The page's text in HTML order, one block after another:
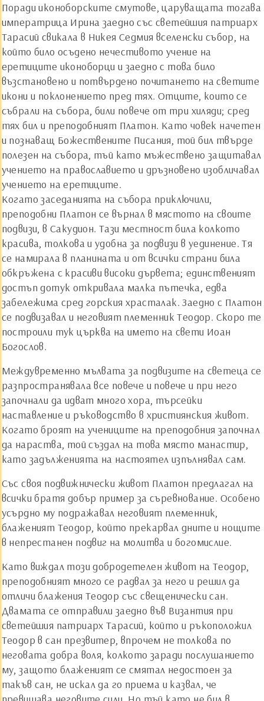
Поради иконоборските смутове, царуващата тогава
императрица Ирина заедно със светейшия патриарх
Тарасий свикала в Никея Седмия вселенски събор, на
който било осъдено нечестивото учение на
еретиците иконоборци и заедно с това било
възстановено и потвърдено почитането на светите
икони и поклонението пред тях. Отците, които се
събрали на събора, били повече от три хиляди; сред
тях бил и преподобният Платон. Като човек начетен
и познаващ Божествените Писания, той бил твърде
полезен на събора, тъй като мъжествено защитавал
учението на православието и дръзновено изобличавал
учението на еретиците.
Когато заседанията на събора приключили,
преподобни Платон се върнал в мястото на своите
подвизи, в Сакудион. Тази местност била колкото
красива, толкова и удобна за подвизи в уединение. Тя
се намирала в планината и от всички страни била
обкръжена с красиви високи дървета; единственият
достъп дотук откривала малка пътечка, едва
забележима сред горския храсталак. Заедно с Платон
се подвизавал и неговият племенник Теодор. Скоро те
построили тук църква на името на свети Иоан
Богослов.
Междувременно мълвата за подвизите на светеца се
разпространявала все повече и повече и при него
започнали да идват много хора, търсейки
наставление и ръководство в християнския живот.
Когато броят на учениците на преподобния започнал
да нараства, той създал на това място манастир,
като задълженията на настоятел изпълнявал сам.
Със своя подвижнически живот Платон предлагал на
всички братя добър пример за съревнование. Особено
усърдно му подражавал неговият племенник,
блаженият Теодор, който прекарвал дните и нощите
в непрестанен подвиг на молитва и богомислие.
Като виждал този добродетелен живот на Теодор,
преподобният много се радвал за него и решил да
отличи блажения Теодор със свещенически сан.
Двамата се отправили заедно във Византия при
светейшия патриарх Тарасий, който и ръкоположил
Теодор в сан презвитер, впрочем не толкова по
неговата добра воля, колкото заради послушанието
му, защото блаженият се смятал недостоен за
такъв сан, не искал да го приема и казвал, че